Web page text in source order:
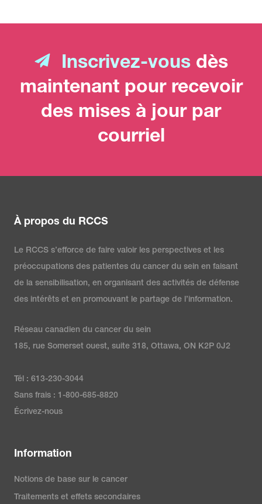
Inscrivez-vous dès
maintenant pour recevoir
des mises à jour par
courriel
À propos du RCCS
Le RCCS s’efforce de faire valoir les perspectives et les
préoccupations des patientes du cancer du sein en faisant
de la sensibilisation, en organisant des activités de défense
des intérêts et en promouvant le partage de l’information.
Réseau canadien du cancer du sein
185, rue Somerset ouest, suite 318, Ottawa, ON K2P 0J2
Tél : 613-230-3044
Sans frais : 1-800-685-8820
Écrivez-nous
Information
Notions de base sur le cancer
Traitements et effets secondaires